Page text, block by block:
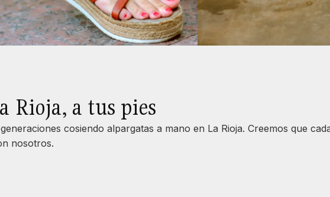
Rioja, a tus pies
cosiendo alpargatas a mano en La Rioja. Creemos que
nosotros.